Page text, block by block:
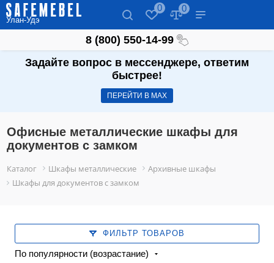
Улан-Удэ
0 0
8 (800) 550-14-99
Задайте вопрос в мессенджере, ответим
быстрее!
ПЕРЕЙТИ В МАХ
Офисные металлические шкафы для
документов с замком
Каталог Шкафы металлические
Архивные шкафы
Шкафы для документов с замком
ФИЛЬТР ТОВАРОВ
По популярности (возрастание)